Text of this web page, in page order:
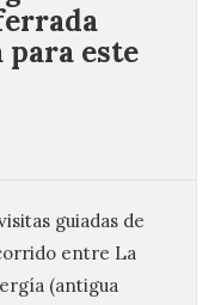
para este
guiadas de
entre La
(antigua